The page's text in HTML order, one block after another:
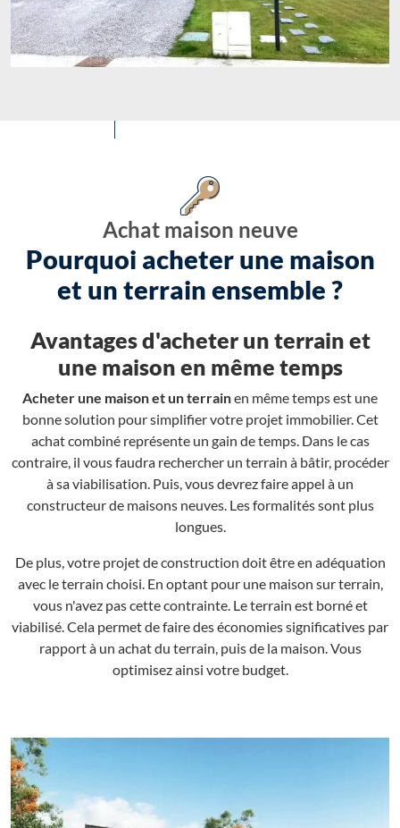
Achat maison neuve
Pourquoi acheter une maison
et un terrain ensemble ?
Avantages d'acheter un terrain et
une maison en même temps
Acheter une maison et un terrainen même temps est une
bonne solution pour simplifier votre projet immobilier. Cet
achat combiné représente un gain de temps. Dans le cas
contraire, il vous faudra rechercher un terrain à bâtir, procéder
à sa viabilisation. Puis, vous devrez faire appel à un
constructeur de maisons neuves. Les formalités sont plus
longues.
De plus, votre projet de construction doit être en adéquation
avec le terrain choisi. En optant pour une maison sur terrain,
vous n'avez pas cette contrainte. Le terrain est borné et
viabilisé. Cela permet de faire des économies significatives par
rapport à un achat du terrain, puis de la maison. Vous
optimisez ainsi votre budget.